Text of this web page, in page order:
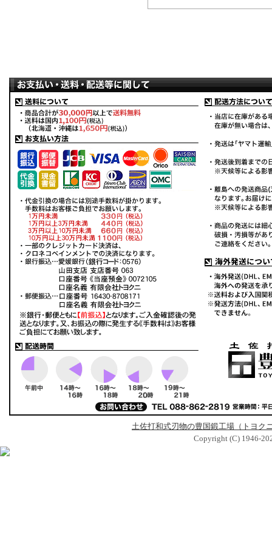
土佐打和式刃物の豊国鍛工場（トヨク
Copyright (C) 1946-